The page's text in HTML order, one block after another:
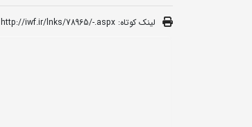
لینک کوتاه: http://iwf.ir/lnks/78965/-.aspx